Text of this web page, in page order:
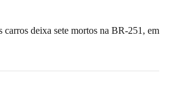
carros deixa sete mortos na BR-251, em